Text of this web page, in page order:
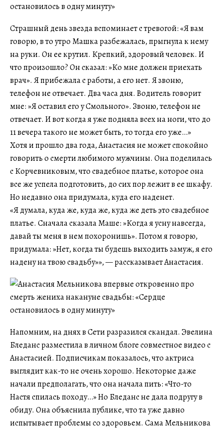
Страшный день звезда вспоминает с тревогой: «Я вам
говорю, в то утро Машка разбежалась, прыгнула к нему
на руки. Он ее крутил. Крепкий, здоровый человек. И
что произошло? Он сказал: »Ко мне должен приехать
врач». Я прибежала с работы, а его нет. Я звоню,
телефон не отвечает. Два часа дня. Водитель говорит
мне: »Я оставил его у Смольного». Звоню, телефон не
отвечает. И вот когда я уже подняла всех на ноги, что до
11 вечера такого не может быть, то тогда его уже…»
Хотя и прошло два года, Анастасия не может спокойно
говорить о смерти любимого мужчины. Она поделилась
с Корчевниковым, что свадебное платье, которое она
все же успела подготовить, до сих пор лежит в ее шкафу.
Но недавно она придумала, куда его наденет.
«Я думала, куда же, куда же, куда же деть это свадебное
платье. Сначала сказала Маше: »Когда я усну навсегда,
давай ты меня в нем похоронишь». Потом я говорю,
придумала: »Нет, когда ты будешь выходить замуж, я его
надену на твою свадьбу»», — рассказывает Анастасия.
Напомним, на днях в Сети разразился скандал. Эвелина
Бледанс разместила в личном блоге совместное видео с
Анастасией. Подписчикам показалось, что актриса
выглядит как-то не очень хорошо. Некоторые даже
начали предполагать, что она начала пить: «Что-то
Настя спилась походу…» Но Бледанс не дала подругу в
обиду. Она объяснила публике, что та уже давно
испытывает проблемы со здоровьем. Сама Мельникова